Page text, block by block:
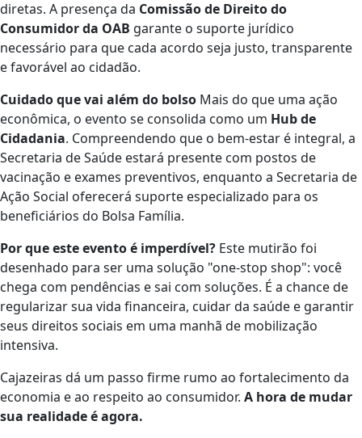
diretas. A presença da Comissão de Direito do
Consumidor da OAB garante o suporte jurídico
necessário para que cada acordo seja justo, transparente
e favorável ao cidadão.
Cuidado que vai além do bolso Mais do que uma ação
econômica, o evento se consolida como um Hub de
Cidadania. Compreendendo que o bem-estar é integral, a
Secretaria de Saúde estará presente com postos de
vacinação e exames preventivos, enquanto a Secretaria de
Ação Social oferecerá suporte especializado para os
beneficiários do Bolsa Família.
Por que este evento é imperdível? Este mutirão foi
desenhado para ser uma solução "one-stop shop": você
chega com pendências e sai com soluções. É a chance de
regularizar sua vida financeira, cuidar da saúde e garantir
seus direitos sociais em uma manhã de mobilização
intensiva.
Cajazeiras dá um passo firme rumo ao fortalecimento da
economia e ao respeito ao consumidor. A hora de mudar
sua realidade é agora.